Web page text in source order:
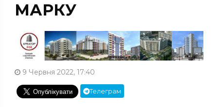
МАРКУ
9 Червня 2022, 17:40
Телеграм